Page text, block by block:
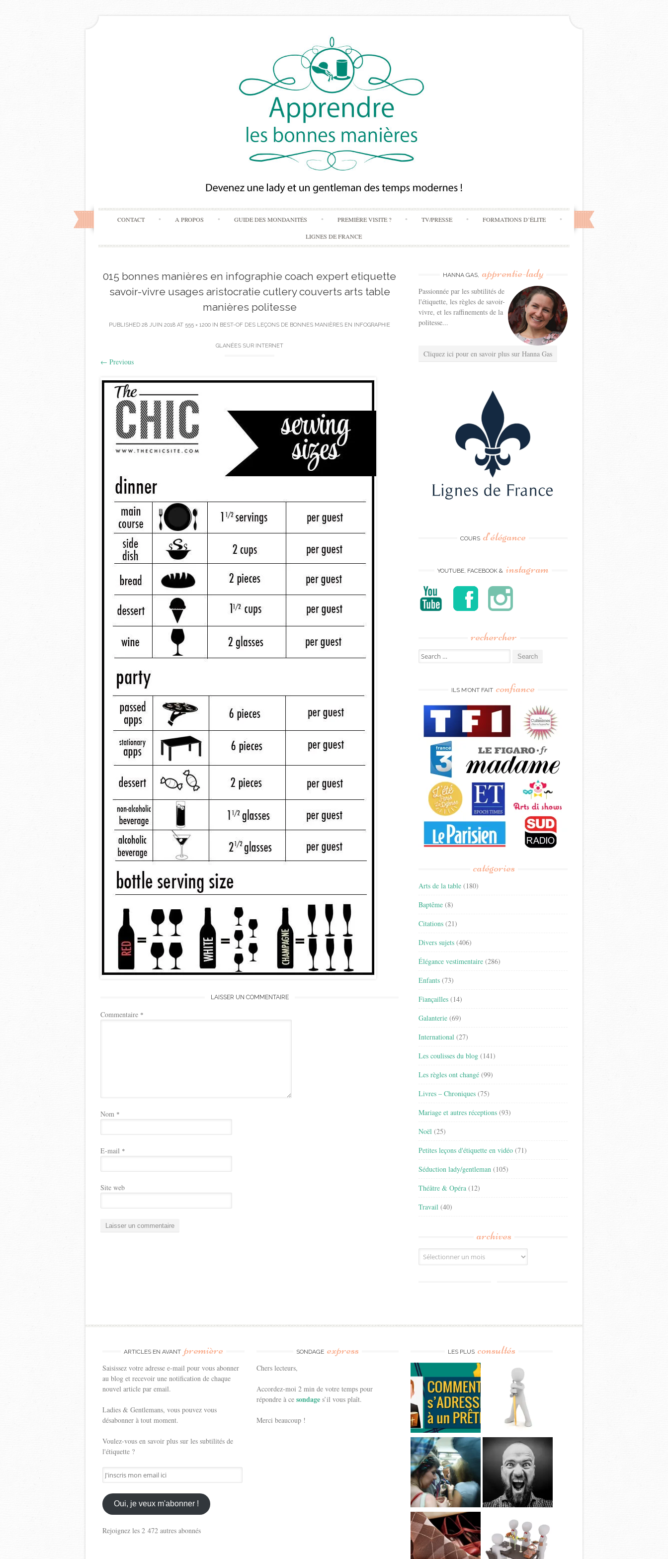
Skip
to
content
CONTACT A PROPOS GUIDE DES MONDANITÉS PREMIÈRE VISITE ? TV/PRESSE FORMATIONS D’ÉLITE
LIGNES DE FRANCE
015 bonnes manières en infographie coach expert etiquette
savoir-vivre usages aristocratie cutlery couverts arts table
manières politesse
PUBLISHED 28 JUIN 2018 AT 555 × 1200 IN BEST-OF DES LEÇONS DE BONNES MANIÈRES EN INFOGRAPHIE
GLANÉES SUR INTERNET
← Previous
LAISSER UN COMMENTAIRE
Commentaire *
Nom *
E-mail *
Site web
HANNA GAS, apprentie-lady
Passionnée par les subtilités de
l'étiquette, les règles de savoir-
vivre, et les raffinements de la
politesse...
Cliquez ici pour en savoir plus sur Hanna Gas
COURS d’élégance
YOUTUBE, FACEBOOK & instagram
rechercher
Search
for:
ILS M’ONT FAIT confiance
catégories
Arts de la table (180)
Baptême (8)
Citations (21)
Divers sujets (406)
Élégance vestimentaire (286)
Enfants (73)
Fiançailles (14)
Galanterie (69)
International (27)
Les coulisses du blog (141)
Les règles ont changé (99)
Livres – Chroniques (75)
Mariage et autres réceptions (93)
Noël (25)
Petites leçons d'étiquette en vidéo (71)
Séduction lady/gentleman (105)
Théâtre & Opéra (12)
Travail (40)
archives
Archives
ARTICLES EN AVANT première
Saisissez votre adresse e-mail pour vous abonner
au blog et recevoir une notification de chaque
nouvel article par email.
Ladies & Gentlemans, vous pouvez vous
désabonner à tout moment.
Voulez-vous en savoir plus sur les subtilités de
l'étiquette ?
J'inscris
mon
email
ici
Oui, je veux m'abonner !
Rejoignez les 2 472 autres abonnés
SONDAGE express
Chers lecteurs,
Accordez-moi 2 min de votre temps pour
répondre à cesondages’il vous plaît.
Merci beaucoup !
LES PLUS consultés